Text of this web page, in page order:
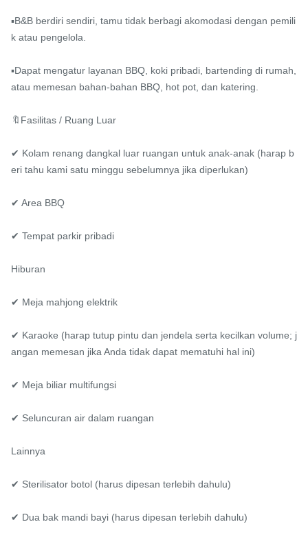
▪️B&B berdiri sendiri, tamu tidak berbagi akomodasi dengan pemili
k atau pengelola.
▪️Dapat mengatur layanan BBQ, koki pribadi, bartending di rumah,
atau memesan bahan-bahan BBQ, hot pot, dan katering.
🔖Fasilitas / Ruang Luar
✔ Kolam renang dangkal luar ruangan untuk anak-anak (harap b
eri tahu kami satu minggu sebelumnya jika diperlukan)
✔ Area BBQ
✔ Tempat parkir pribadi
Hiburan
✔ Meja mahjong elektrik
✔ Karaoke (harap tutup pintu dan jendela serta kecilkan volume; j
angan memesan jika Anda tidak dapat mematuhi hal ini)
✔ Meja biliar multifungsi
✔ Seluncuran air dalam ruangan
Lainnya
✔ Sterilisator botol (harus dipesan terlebih dahulu)
✔ Dua bak mandi bayi (harus dipesan terlebih dahulu)